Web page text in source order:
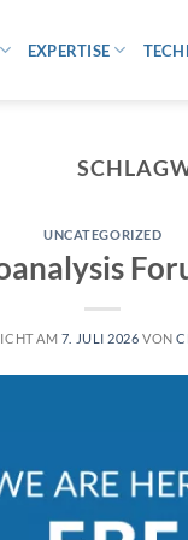
EXPERTISE
UNCATEGORIZED
AM 7. JULI 2026 VON